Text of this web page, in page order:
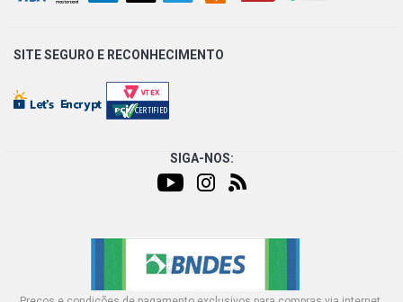
SITE SEGURO E RECONHECIMENTO
SIGA-NOS: